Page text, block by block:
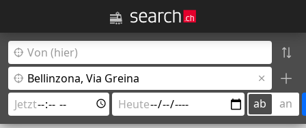
ab an